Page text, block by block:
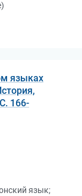
языках
166-
язык;